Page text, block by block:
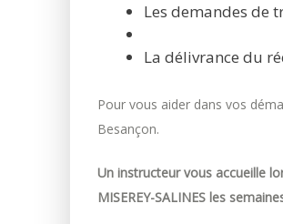
Les demandes de
La délivrance du
Pour vous aider dans vos
Besançon.
Un instructeur vous accueille
MISEREY-SALINES les